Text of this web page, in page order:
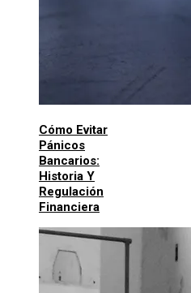
Cómo Evitar
Pánicos
Bancarios:
Historia Y
Regulación
Financiera